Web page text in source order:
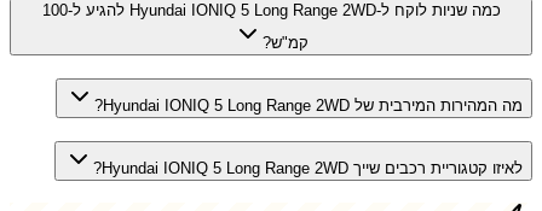
כמה שניות לוקח ל-Hyundai IONIQ 5 Long Range 2WD להגיע ל-100
קמ"ש?
מה המהירות המירבית של Hyundai IONIQ 5 Long Range 2WD?
לאיזו קטגוריית רכבים שייך Hyundai IONIQ 5 Long Range 2WD?